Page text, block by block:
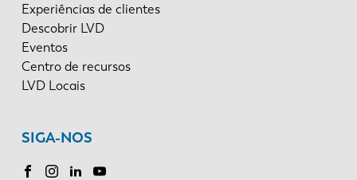
Experiências de clientes
Descobrir LVD
Eventos
Centro de recursos
LVD Locais
SIGA-NOS